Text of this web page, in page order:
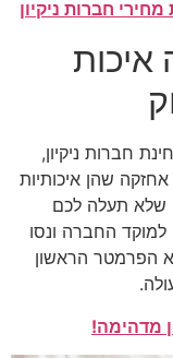
חברות ניקיון,
שהן איכותיות
שלא תעלה לכם
החברה ונסו
הפרמטר הראשון